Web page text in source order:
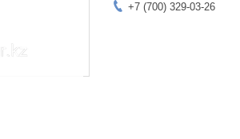
+7 (700) 329-03-26